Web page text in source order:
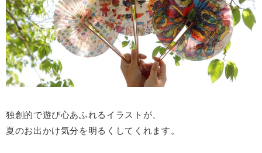
独創的で遊び心あふれるイラストが、
夏のお出かけ気分を明るくしてくれます。